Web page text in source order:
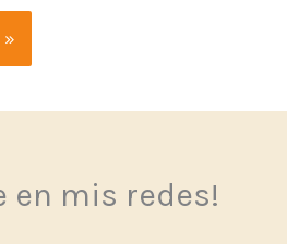
en mis redes!